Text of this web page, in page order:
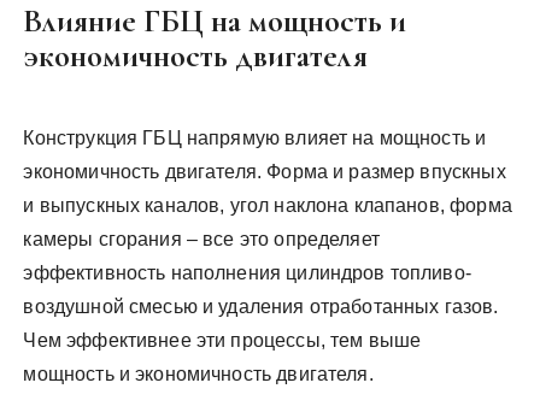
Влияние ГБЦ на мощность и
экономичность двигателя
Конструкция ГБЦ напрямую влияет на мощность и
экономичность двигателя. Форма и размер впускных
и выпускных каналов, угол наклона клапанов, форма
камеры сгорания – все это определяет
эффективность наполнения цилиндров топливо-
воздушной смесью и удаления отработанных газов.
Чем эффективнее эти процессы, тем выше
мощность и экономичность двигателя.